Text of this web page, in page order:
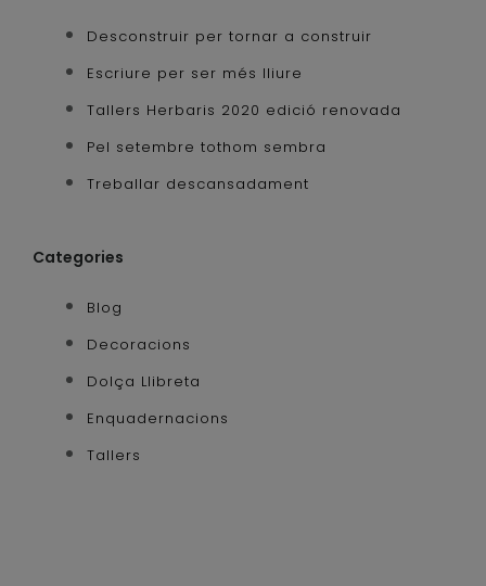
Desconstruir per tornar a construir
Escriure per ser més lliure
Tallers Herbaris 2020 edició renovada
Pel setembre tothom sembra
Treballar descansadament
Categories
Blog
Decoracions
Dolça Llibreta
Enquadernacions
Tallers